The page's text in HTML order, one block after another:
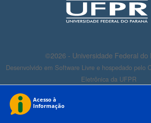
©2026 - Universidade Federal do
Desenvolvido em Software Livre e hospedado pelo
Eletrônica da UFPR